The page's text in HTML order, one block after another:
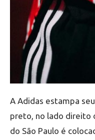
A Adidas estampa
preto, no lado direito
do São Paulo é